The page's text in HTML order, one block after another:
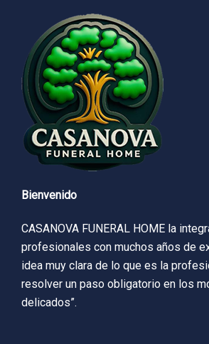
Bienvenido
CASANOVA FUNERAL HOME la
profesionales con muchos años de
idea muy clara de lo que es la
resolver un paso obligatorio en los
delicados”.